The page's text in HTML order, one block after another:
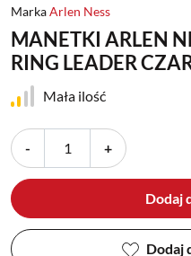
MarkaArlen Ness
MANETKI ARLEN
RING LEADER
Mała ilość
- +
Dodaj
Dodaj